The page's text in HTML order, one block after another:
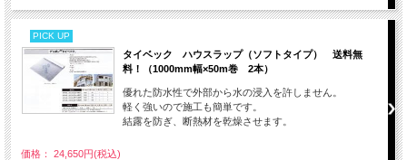
PICK UP
タイベック ハウスラップ（ソフトタイプ） 送料無
料！（1000mm幅×50m巻 2本）
優れた防水性で外部から水の浸入を許しません。
軽く強いので施工も簡単です。
結露を防ぎ、断熱材を乾燥させます。
価格： 24,650円(税込)